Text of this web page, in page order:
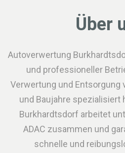
Über
Autoverwertung
und professioneller
Verwertung und Entsorgung
und Baujahre spezialisiert
Burkhardtsdorf arbeitet
ADAC zusammen und
schnelle und